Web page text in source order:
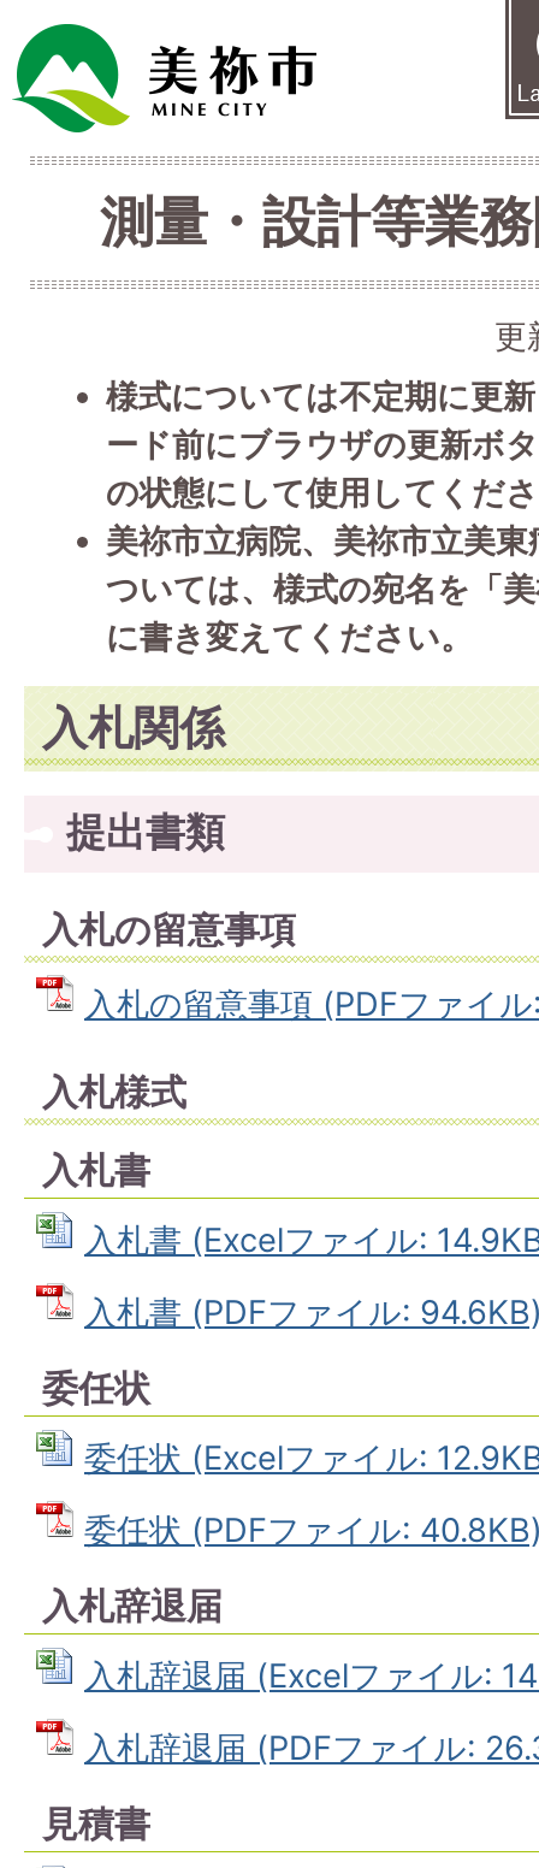
測量・設計等業
更
様式については不定期に更
ード前にブラウザの更新ボ
の状態にして使用してくだ
美祢市立病院、美祢市立美
ついては、様式の宛名を「
に書き変えてください。
入札関係
提出書類
入札の留意事項
入札の留意事項 (PDFファイ
入札様式
入札書
入札書 (Excelファイル:
入札書 (PDFファイル:
委任状
委任状 (Excelファイル:
委任状 (PDFファイル:
入札辞退届
入札辞退届 (Excelファイル:
入札辞退届 (PDFファイル:
見積書